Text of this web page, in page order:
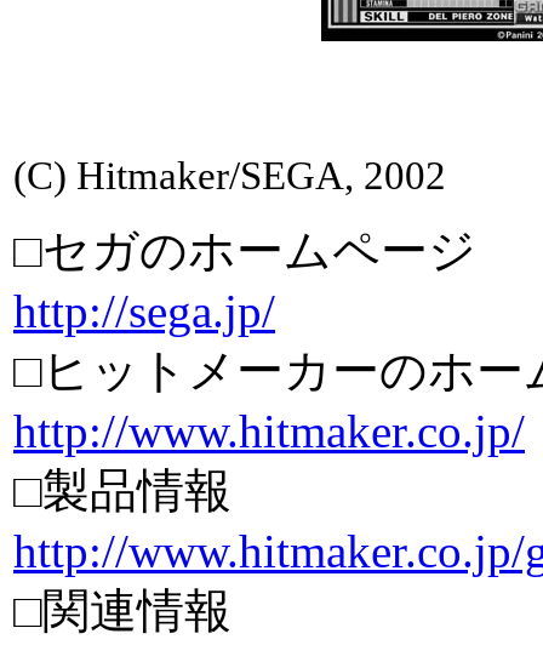
(C) Hitmaker/SEGA, 2002
□セガのホームページ
http://sega.jp/
□ヒットメーカーのホー
http://www.hitmaker.co.jp/
□製品情報
http://www.hitmaker.co.jp/
□関連情報